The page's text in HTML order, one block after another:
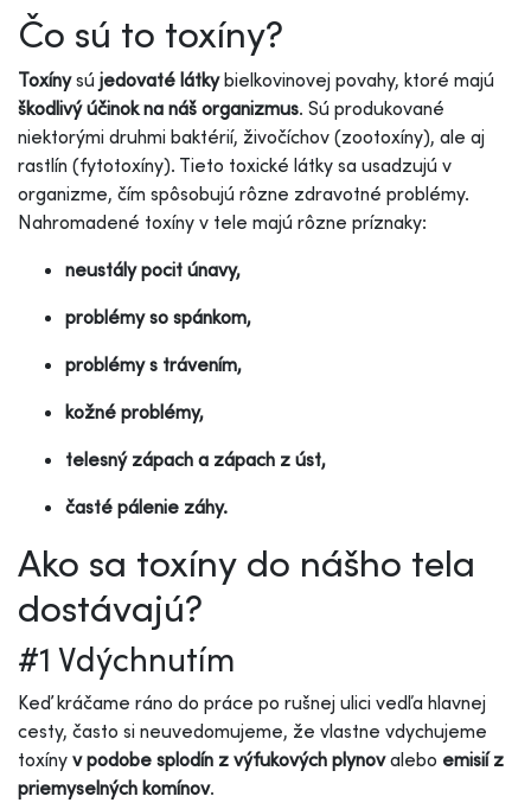
Čo sú to toxíny?
Toxínysú jedovaté látkybielkovinovej povahy, ktoré majú
škodlivý účinok na náš organizmus. Sú produkované
niektorými druhmi baktérií, živočíchov (zootoxíny), ale aj
rastlín (fytotoxíny). Tieto toxické látky sa usadzujú v
organizme, čím spôsobujú rôzne zdravotné problémy.
Nahromadené toxíny v tele majú rôzne príznaky:
neustály pocit únavy,
problémy so spánkom,
problémy s trávením,
kožné problémy,
telesný zápach a zápach z úst,
časté pálenie záhy.
Ako sa toxíny do nášho tela
dostávajú?
#1 Vdýchnutím
Keď kráčame ráno do práce po rušnej ulici vedľa hlavnej
cesty, často si neuvedomujeme, že vlastne vdychujeme
toxíny v podobe splodín z výfukových plynovalebo emisií z
priemyselných komínov.